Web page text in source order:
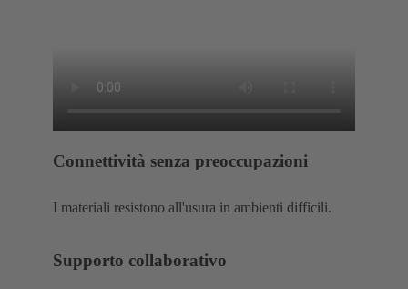
Connettività senza preoccupazioni
I materiali resistono all'usura in ambienti difficili.
Supporto collaborativo